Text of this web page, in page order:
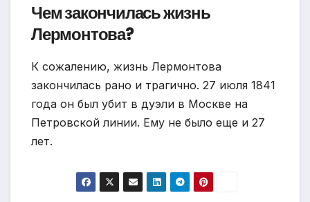
Чем закончилась жизнь
Лермонтова?
К сожалению, жизнь Лермонтова
закончилась рано и трагично. 27 июля 1841
года он был убит в дуэли в Москве на
Петровской линии. Ему не было еще и 27
лет.